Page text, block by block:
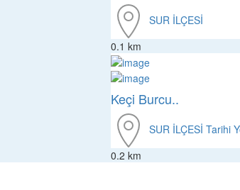
SUR İLÇESİ
0.1 km
Keçi Burcu..
SUR İLÇESİ Tarihi
0.2 km